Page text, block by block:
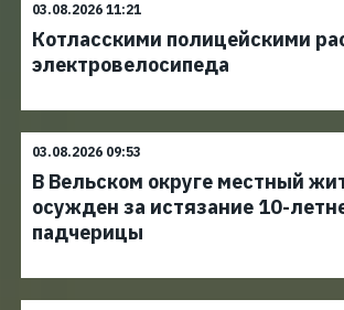
03.08.2026 11:21
Котласскими полицейскими
электровелосипеда
03.08.2026 09:53
В Вельском округе местный
осужден за истязание 10-
падчерицы